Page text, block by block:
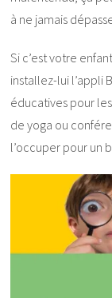
à ne jamais
Si c’est votre
installez-lui l’appli
éducatives pour
de yoga ou
l’occuper pour un